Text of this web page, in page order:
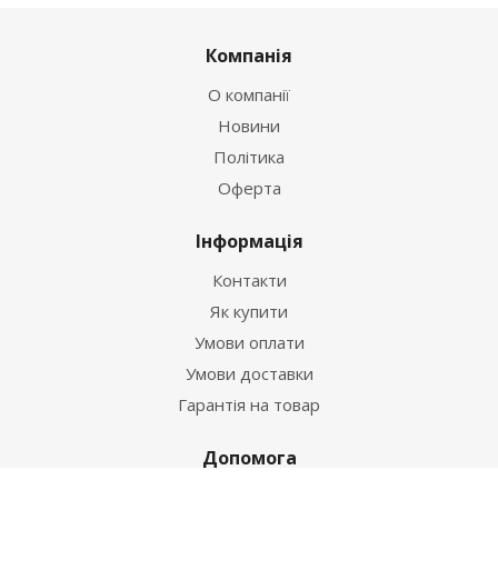
Компанія
О компанії
Новини
Політика
Оферта
Інформація
Контакти
Як купити
Умови оплати
Умови доставки
Гарантія на товар
Допомога